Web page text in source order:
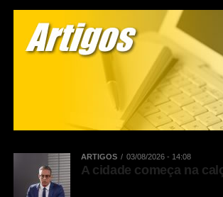
ARTIGOS 03/08/2026 - 14:08
A cidade começa na